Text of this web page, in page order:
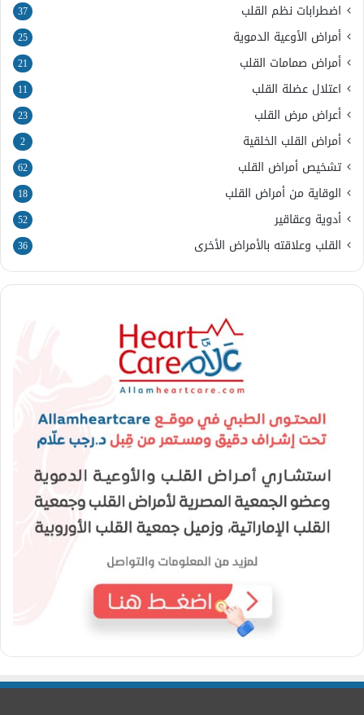
اضطرابات نظم القلب 37
أمراض الأوعية الدموية 25
أمراض صمامات القلب 21
اعتلال عضلة القلب 11
أعراض مرض القلب 23
أمراض القلب الخلقية 2
تشخيص أمراض القلب 62
الوقاية من أمراض القلب 18
أدوية وعقاقير 52
القلب وعلاقته بالأمراض الأخرى 36